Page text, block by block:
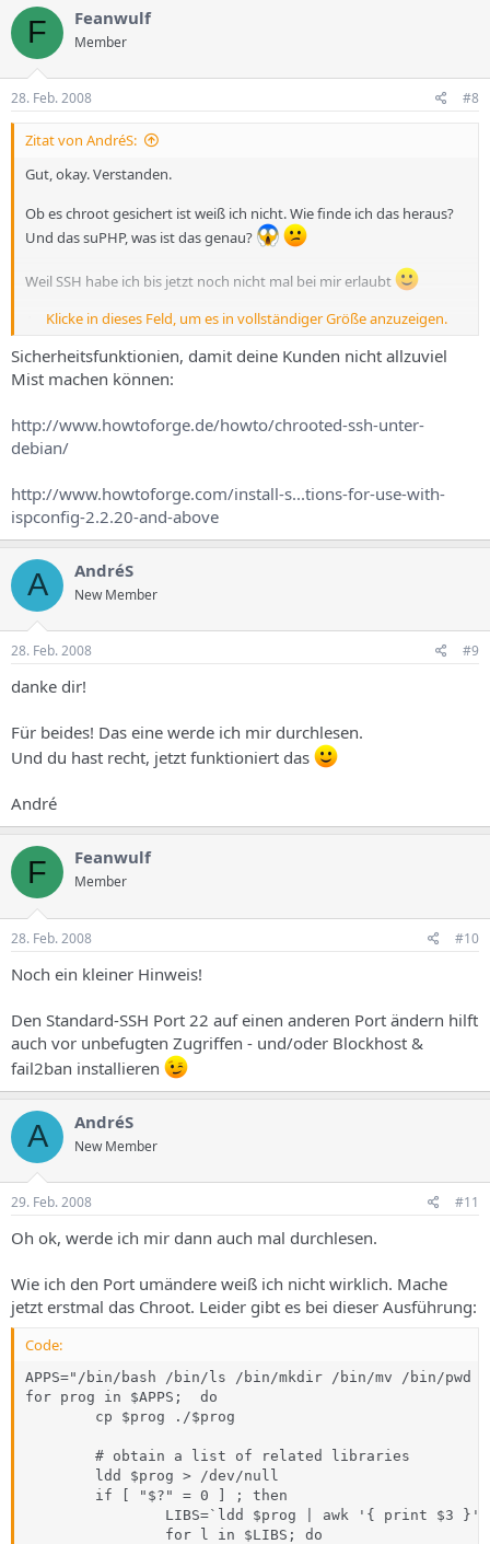
F Feanwulf
Member
28. Feb. 2008 #8
Zitat von AndréS:
Gut, okay. Verstanden.
Ob es chroot gesichert ist weiß ich nicht. Wie finde ich das heraus?
Und das suPHP, was ist das genau?
Weil SSH habe ich bis jetzt noch nicht mal bei mir erlaubt
André
Klicke in dieses Feld, um es in vollständiger Größe anzuzeigen.
Sicherheitsfunktionien, damit deine Kunden nicht allzuviel
Mist machen können:
http://www.howtoforge.de/howto/chrooted-ssh-unter-
debian/
http://www.howtoforge.com/install-s...tions-for-use-with-
ispconfig-2.2.20-and-above
A AndréS
New Member
28. Feb. 2008 #9
danke dir!
Für beides! Das eine werde ich mir durchlesen.
Und du hast recht, jetzt funktioniert das
André
F Feanwulf
Member
28. Feb. 2008 #10
Noch ein kleiner Hinweis!
Den Standard-SSH Port 22 auf einen anderen Port ändern hilft
auch vor unbefugten Zugriffen - und/oder Blockhost &
fail2ban installieren
A AndréS
New Member
29. Feb. 2008 #11
Oh ok, werde ich mir dann auch mal durchlesen.
Wie ich den Port umändere weiß ich nicht wirklich. Mache
jetzt erstmal das Chroot. Leider gibt es bei dieser Ausführung:
Code:
APPS="/bin/bash /bin/ls /bin/mkdir /bin/mv /bin/
for prog in $APPS;  do
        cp $prog ./$prog
        # obtain a list of related libraries
        ldd $prog > /dev/null
        if [ "$?" = 0 ] ; then
                LIBS=`ldd $prog | awk '{ print $3 }'`
                for l in $LIBS; do